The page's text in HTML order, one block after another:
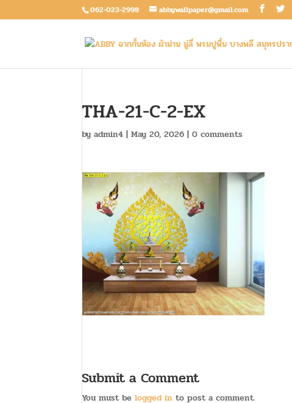
062-023-2998 abbywallpaper@gmail.com
THA-21-C-2-EX
byadmin4 |May 20, 2026 |0 comments
Submit a Comment
You must belogged in to post a comment.